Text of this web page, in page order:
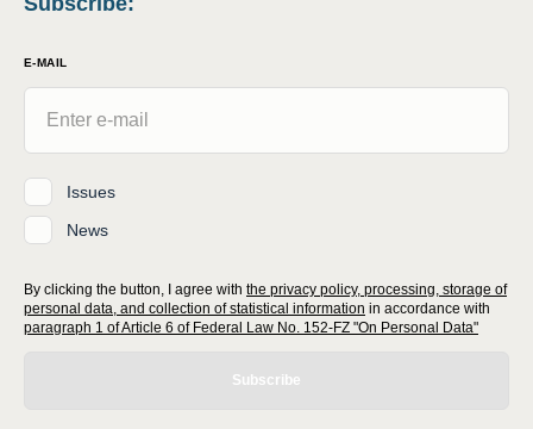
E-MAIL
Issues
News
By clicking the button, I agree with the privacy policy, processing, storage of
personal data, and collection of statistical information in accordance with
paragraph 1 of Article 6 of Federal Law No. 152-FZ "On Personal Data"
Subscribe